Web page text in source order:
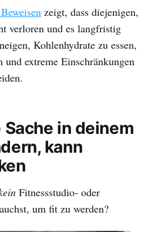
zeigt, dass diejenigen,
verloren und es langfristig
Kohlenhydrate zu essen,
und extreme Einschränkungen
in deinem
kann
Fitnessstudio- oder
um fit zu werden?